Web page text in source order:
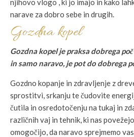
njihovo vlogo , ki jo imajo in kako
narave za dobro sebe in drugih.
Gozdna kopel
Gozdna kopel je praksa dobrega
in samo naravo, je pot do dobrega
Gozdno kopanje in zdravljenje z
sprostitvi, srkanju te čudovite
čutila in osredotočenju na tukaj in
različnih vaj in tehnik, ki nas
omogočijo, da naravo sprejmemo